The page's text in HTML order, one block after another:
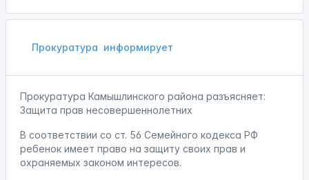
Прокуратура информирует
Прокуратура Камышлинского района разъясняет:
Защита прав несовершеннолетних
В соответствии со ст. 56 Семейного кодекса РФ
ребенок имеет право на защиту своих прав и
охраняемых законом интересов.